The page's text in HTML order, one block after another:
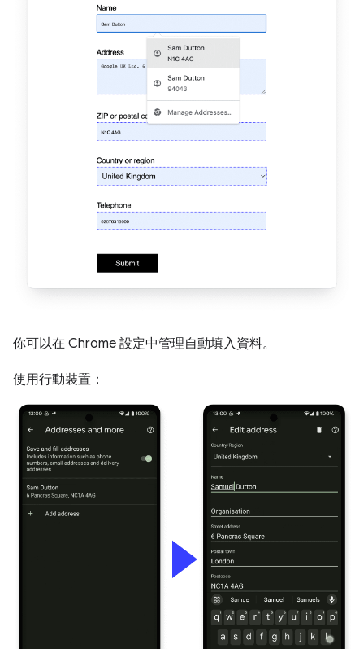
你可以在 Chrome 設定中管理自動填入資料。
使用行動裝置：